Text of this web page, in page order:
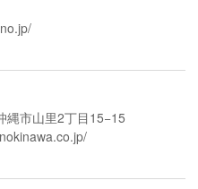
縄市山里2丁目15−15